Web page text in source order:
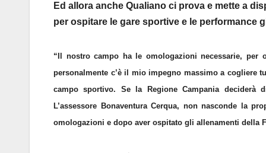
Ed allora anche Qualiano ci prova e mette a
per ospitare le gare sportive e le performance
“Il nostro campo ha le omologazioni necessarie,
personalmente c’è il mio impegno massimo a cogliere
campo sportivo. Se la Regione Campania deciderà
L’assessore Bonaventura Cerqua, non nasconde la
omologazioni e dopo aver ospitato gli allenamenti della